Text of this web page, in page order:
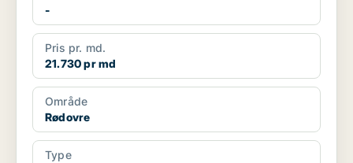
-
Pris pr. md.
21.730 pr md
Område
Rødovre
Type